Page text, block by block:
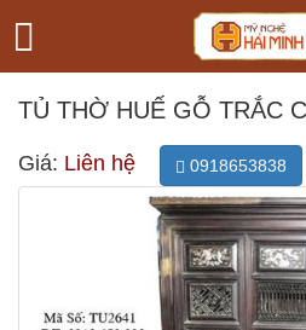
TỦ THỜ HUẾ GỖ TRẮC
Giá: Liên hệ 0918653838